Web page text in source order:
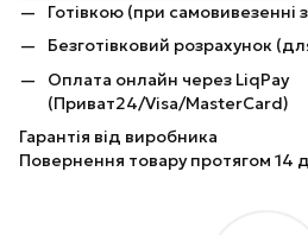
Готівкою (при самовивезенні
Безготівковий розрахунок
Оплата онлайн через LiqPay
(Приват24/Visa/MasterCard)
Гарантія від виробника
Повернення товару протягом 14